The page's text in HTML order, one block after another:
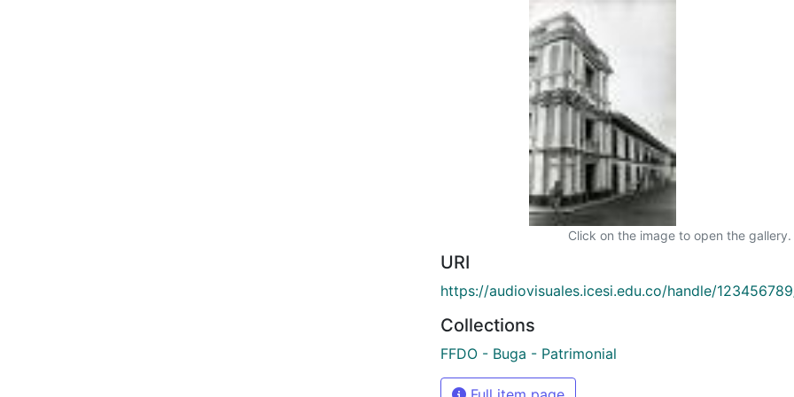
Click on the image to open the gallery.
URI
https://audiovisuales.icesi.edu.co/handle/
Collections
FFDO - Buga - Patrimonial